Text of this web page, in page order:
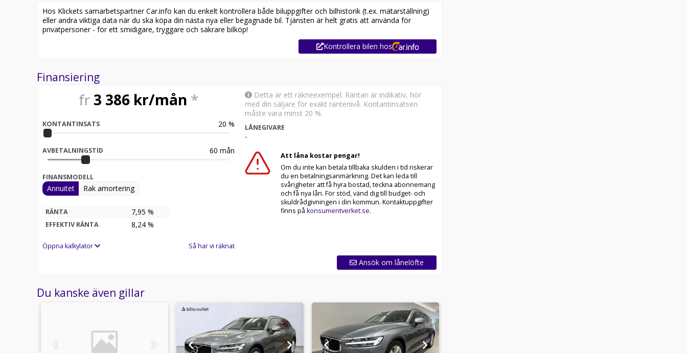
Hos Klickets samarbetspartner Car.info kan du enkelt kontrollera både biluppgifter och bilhistorik (t.ex. mätarställning)
eller andra viktiga data när du ska köpa din nästa nya eller begagnade bil. Tjänsten är helt gratis att använda för
privatpersoner - för ett smidigare, tryggare och säkrare bilköp!
Kontrollera bilen hos
Finansiering
fr 3 386kr/mån *
KONTANTINSATS 20 %
AVBETALNINGSTID 60 mån
FINANSMODELL
Annuitet Rak amortering
RÄNTA 7,95 %
EFFEKTIV RÄNTA 8,24 %
Öppna kalkylator Så har vi räknat
Detta är ett räkneexempel. Räntan är indikativ, hör
med din säljare för exakt räntenivå. Kontantinsatsen
måste vara minst 20 %.
LÅNEGIVARE
-
Att låna kostar pengar!
Om du inte kan betala tillbaka skulden i tid riskerar
du en betalningsanmärkning. Det kan leda till
svårigheter att få hyra bostad, teckna abonnemang
och få nya lån. För stöd, vänd dig till budget- och
skuldrådgivningen i din kommun. Kontaktuppgifter
finns på konsumentverket.se.
Ansök om lånelöfte
Du kanske även gillar